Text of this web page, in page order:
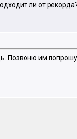
ли от рекорда?
Позвоню им